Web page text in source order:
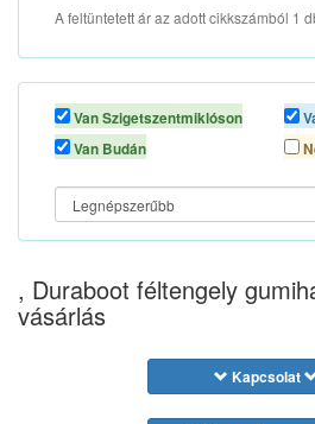
A feltüntetett ár az adott cikkszámból 1
Van Szigetszentmiklóson
Van Budán
, Duraboot féltengely
vásárlás
Kapcsolat